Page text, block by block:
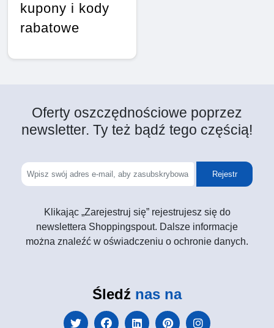
kupony i kody
rabatowe
Oferty oszczędnościowe poprzez
newsletter. Ty też bądź tego częścią!
Rejestr
Klikając „Zarejestruj się” rejestrujesz się do
newslettera Shoppingspout. Dalsze informacje
można znaleźć w oświadczeniu o ochronie danych.
Śledź nas na